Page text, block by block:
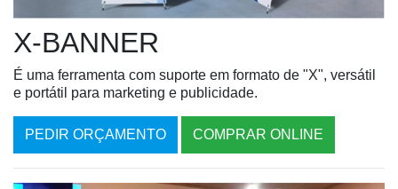
X-BANNER
É uma ferramenta com suporte em formato de "X", versátil
e portátil para marketing e publicidade.
PEDIR ORÇAMENTO COMPRAR ONLINE